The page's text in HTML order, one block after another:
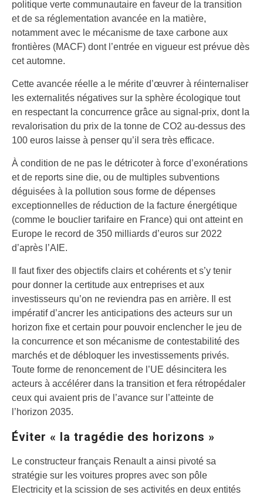
politique verte communautaire en faveur de la transition
et de sa réglementation avancée en la matière,
notamment avec le mécanisme de taxe carbone aux
frontières (MACF) dont l’entrée en vigueur est prévue dès
cet automne.
Cette avancée réelle a le mérite d’œuvrer à réinternaliser
les externalités négatives sur la sphère écologique tout
en respectant la concurrence grâce au signal-prix, dont la
revalorisation du prix de la tonne de CO2 au-dessus des
100 euros laisse à penser qu’il sera très efficace.
À condition de ne pas le détricoter à force d’exonérations
et de reports sine die, ou de multiples subventions
déguisées à la pollution sous forme de dépenses
exceptionnelles de réduction de la facture énergétique
(comme le bouclier tarifaire en France) qui ont atteint en
Europe le record de 350 milliards d’euros sur 2022
d’après l’AIE.
Il faut fixer des objectifs clairs et cohérents et s’y tenir
pour donner la certitude aux entreprises et aux
investisseurs qu’on ne reviendra pas en arrière. Il est
impératif d’ancrer les anticipations des acteurs sur un
horizon fixe et certain pour pouvoir enclencher le jeu de
la concurrence et son mécanisme de contestabilité des
marchés et de débloquer les investissements privés.
Toute forme de renoncement de l’UE désincitera les
acteurs à accélérer dans la transition et fera rétropédaler
ceux qui avaient pris de l’avance sur l’atteinte de
l’horizon 2035.
Éviter « la tragédie des horizons »
Le constructeur français Renault a ainsi pivoté sa
stratégie sur les voitures propres avec son pôle
Electricity et la scission de ses activités en deux entités